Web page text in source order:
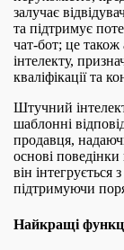
залучає
та підтримує
чат-бот; це також
інтелекту,
кваліфікації та
Штучний
шаблонні
продавця,
основі
він
підтримуючи
Найкращі